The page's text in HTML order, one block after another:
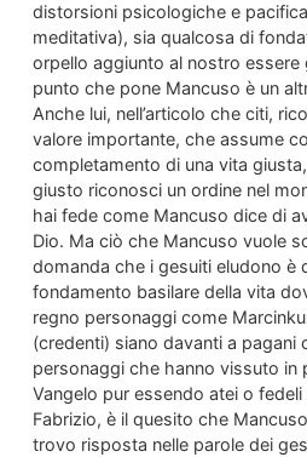
distorsioni psicologiche e
meditativa), sia qualcosa di
orpello aggiunto al nostro essere
punto che pone Mancuso è un
Anche lui, nell’articolo che citi,
valore importante, che assume
completamento di una vita
giusto riconosci un ordine nel
hai fede come Mancuso dice di
Dio. Ma ciò che Mancuso vuole
domanda che i gesuiti eludono è
fondamento basilare della vita
regno personaggi come
(credenti) siano davanti a pagani
personaggi che hanno vissuto in
Vangelo pur essendo atei o
Fabrizio, è il quesito che
trovo risposta nelle parole dei